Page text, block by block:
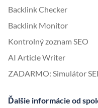
Backlink Checker
Backlink Monitor
Kontrolný zoznam SEO
AI Article Writer
ZADARMO: Simulátor
Ďalšie informácie od